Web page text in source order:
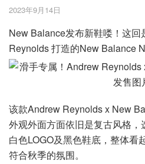
2023年9月14日
New Balance发布新鞋喽！这
Reynolds 打造的New Balance
该款Andrew Reynolds x New
外观外面方面依旧是复古风格
白色LOGO及黑色鞋底，整体看
符合秋季的氛围。